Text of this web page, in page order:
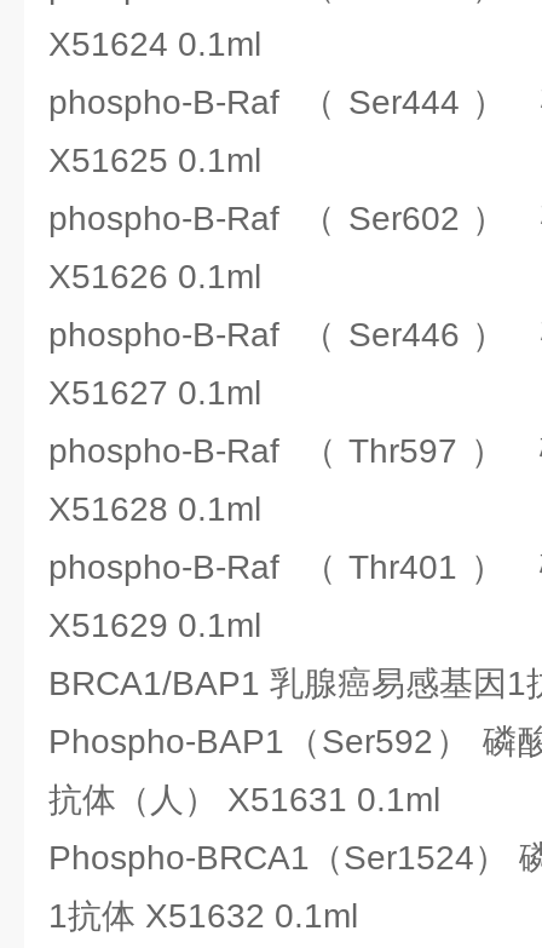
X51624 0.1ml
phospho-B-Raf （Ser444
X51625 0.1ml
phospho-B-Raf （Ser602
X51626 0.1ml
phospho-B-Raf （Ser446
X51627 0.1ml
phospho-B-Raf （Thr597
X51628 0.1ml
phospho-B-Raf （Thr401
X51629 0.1ml
BRCA1/BAP1 乳腺癌易感基因1
Phospho-BAP1（Ser592） 磷
抗体（人） X51631 0.1ml
Phospho-BRCA1（Ser1524）
1抗体 X51632 0.1ml